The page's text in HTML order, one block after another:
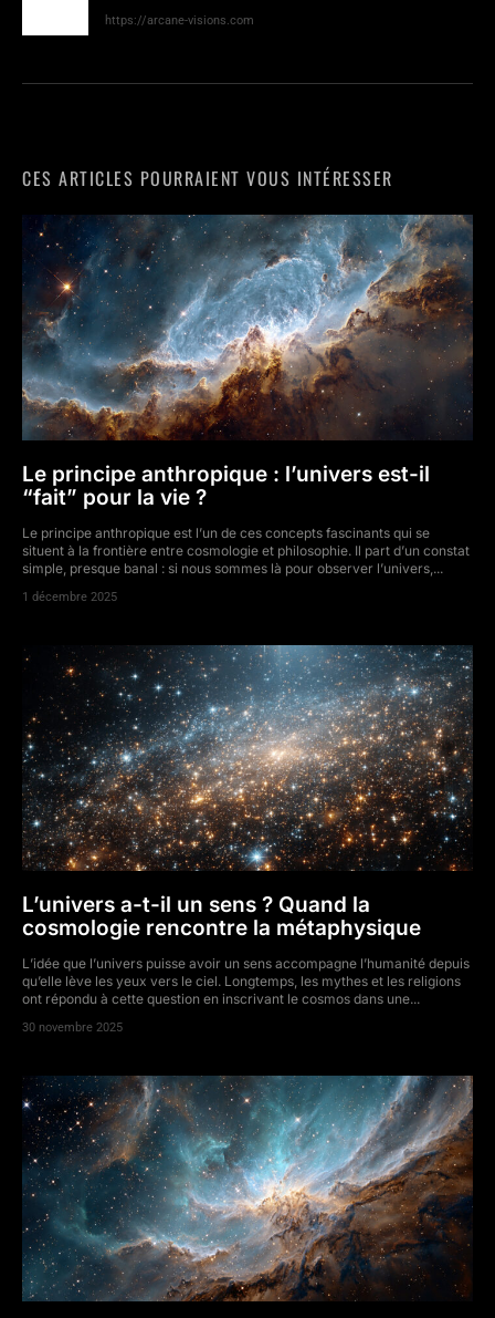
https://arcane-visions.com
CES ARTICLES POURRAIENT VOUS INTÉRESSER
Le principe anthropique : l’univers est-il
“fait” pour la vie ?
Le principe anthropique est l’un de ces concepts fascinants qui se
situent à la frontière entre cosmologie et philosophie. Il part d’un constat
simple, presque banal : si nous sommes là pour observer l’univers,...
1 décembre 2025
L’univers a-t-il un sens ? Quand la
cosmologie rencontre la métaphysique
L’idée que l’univers puisse avoir un sens accompagne l’humanité depuis
qu’elle lève les yeux vers le ciel. Longtemps, les mythes et les religions
ont répondu à cette question en inscrivant le cosmos dans une...
30 novembre 2025